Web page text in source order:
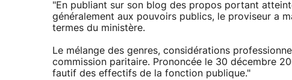
"En publiant sur son blog des propos portant
généralement aux pouvoirs publics, le proviseur a
termes du ministère.
Le mélange des genres, considérations
commission paritaire. Prononcée le 30 décembre
fautif des effectifs de la fonction publique."